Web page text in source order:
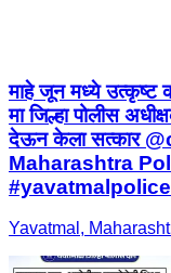
माहे जून मध्ये उत्कृष्ट
मा जिल्हा पोलीस
देऊन केला सत्कार
Maharashtra
Yavatmal,